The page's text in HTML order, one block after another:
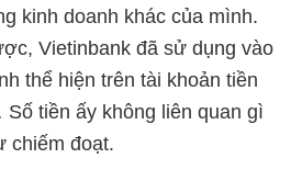
kinh doanh khác của mình.
Vietinbank đã sử dụng vào
thể hiện trên tài khoản tiền
tiền ấy không liên quan gì
chiếm đoạt.